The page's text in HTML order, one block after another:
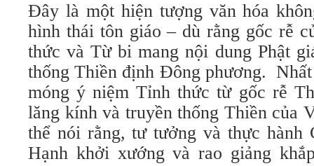
Đây là một hiện tượng văn hóa
hình thái tôn giáo – dù rằng gốc rễ
thức và Từ bi mang nội dung Phật
thống Thiền định Đông phương.
móng ý niệm Tỉnh thức từ gốc rễ
lăng kính và truyền thống Thiền của
thể nói rằng, tư tưởng và thực hành
Hạnh khởi xướng và rao giảng